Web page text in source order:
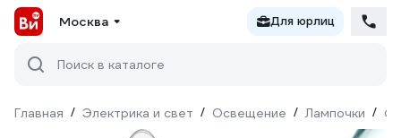
Москва Для юрлиц
Поиск в каталоге
Главная / Электрика и свет / Освещение / Лампочки /